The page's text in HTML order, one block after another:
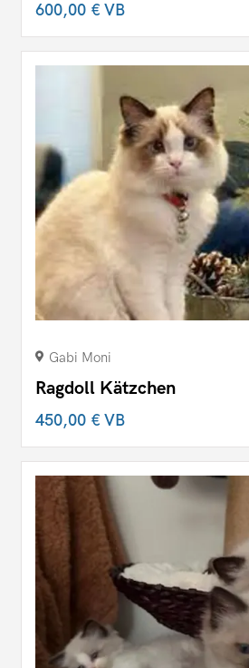
600,00 €VB
Gabi Moni
Ragdoll Kätzchen
450,00 €VB